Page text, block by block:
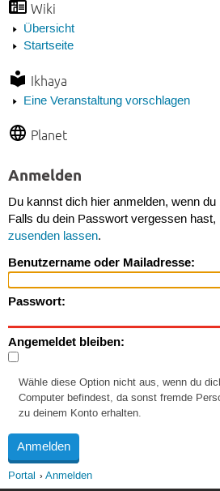
Wiki
Übersicht
Startseite
Ikhaya
Eine Veranstaltung vorschlagen
Planet
Anmelden
Du kannst dich hier anmelden, wenn du
Falls du dein Passwort vergessen hast,
zusenden lassen.
Benutzername oder Mailadresse:
Passwort:
Angemeldet bleiben:
Wähle diese Option nicht aus, wenn du
Computer befindest, da sonst fremde
zu deinem Konto erhalten.
Portal Anmelden